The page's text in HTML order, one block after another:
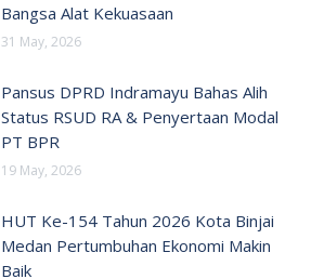
Bangsa Alat Kekuasaan
31 May, 2026
Pansus DPRD Indramayu Bahas Alih
Status RSUD RA & Penyertaan Modal
PT BPR
19 May, 2026
HUT Ke-154 Tahun 2026 Kota Binjai
Medan Pertumbuhan Ekonomi Makin
Baik